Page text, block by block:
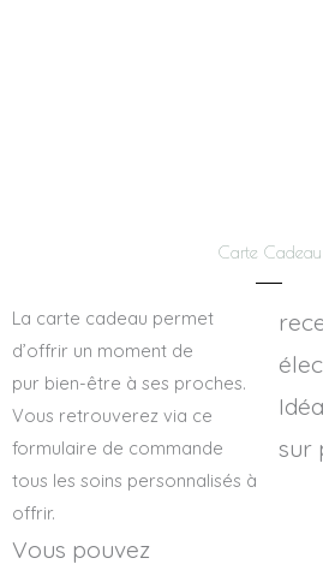
Carte Cadeau
La carte cadeau permet
d’offrir un moment de
pur bien-être à ses proches.
Vous retrouverez via ce
formulaire de commande
tous les soins personnalisés à
offrir.
Vous pouvez
sur